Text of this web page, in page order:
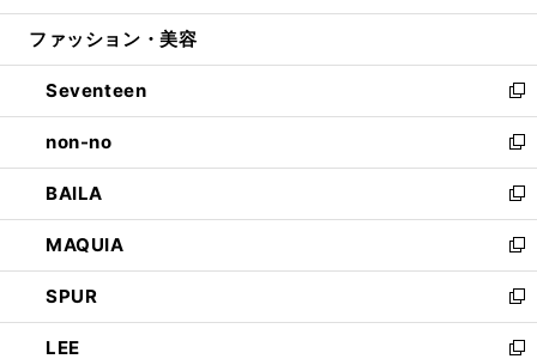
開
ウ
開
く
ン
ウ
で
開
く
ウ
ン
ド
ウ
で
開
く
ファッション・美容
Seventeen
新
し
い
ウ
ィ
ン
ド
ウ
で
開
く
non-no
新
し
い
ウ
ィ
ン
ド
ウ
で
BAILA
新
し
い
ウ
ィ
ン
ド
MAQUIA
新
し
い
ウ
ィ
SPUR
新
し
い
LEE
新